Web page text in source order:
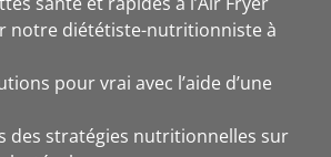
notre diététiste-nutritionniste à
pour vrai avec l’aide d’une
des stratégies nutritionnelles sur